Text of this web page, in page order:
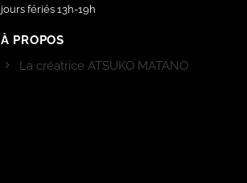
jours fériés 13h-19h
À PROPOS
La créatrice ATSUKO MATANO